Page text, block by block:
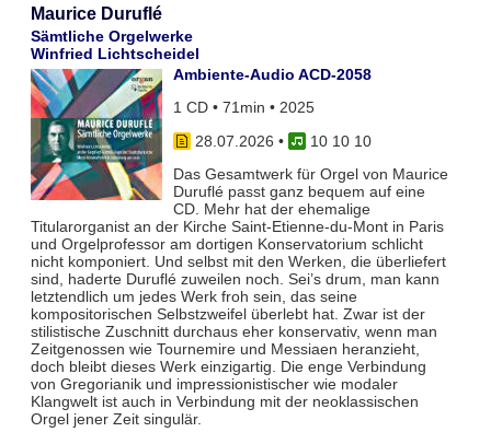
Maurice Duruflé
Sämtliche Orgelwerke
Winfried Lichtscheidel
Ambiente-Audio ACD-2058
1 CD • 71min • 2025
28.07.2026 •
10 10 10
Das Gesamtwerk für Orgel von Maurice
Duruflé passt ganz bequem auf eine
CD. Mehr hat der ehemalige
Titularorganist an der Kirche Saint-Etienne-du-Mont in Paris
und Orgelprofessor am dortigen Konservatorium schlicht
nicht komponiert. Und selbst mit den Werken, die überliefert
sind, haderte Duruflé zuweilen noch. Sei’s drum, man kann
letztendlich um jedes Werk froh sein, das seine
kompositorischen Selbstzweifel überlebt hat. Zwar ist der
stilistische Zuschnitt durchaus eher konservativ, wenn man
Zeitgenossen wie Tournemire und Messiaen heranzieht,
doch bleibt dieses Werk einzigartig. Die enge Verbindung
von Gregorianik und impressionistischer wie modaler
Klangwelt ist auch in Verbindung mit der neoklassischen
Orgel jener Zeit singulär.